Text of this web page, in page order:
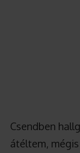
Csendben
átéltem,